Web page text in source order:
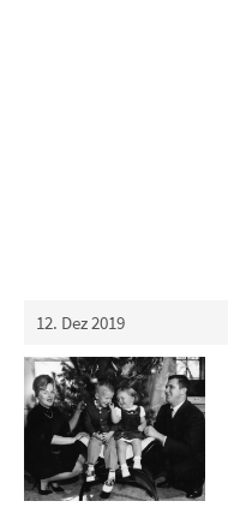
12. Dez 2019